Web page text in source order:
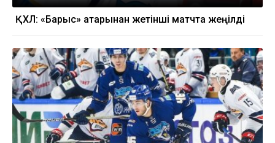
ҚХЛ: «Барыс» қатарынан жетінші матчта жеңілді